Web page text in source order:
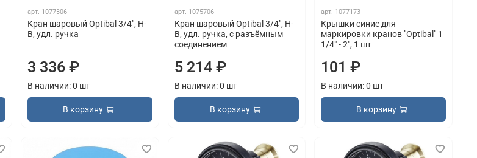
арт. 1077306
Кран шаровый Optibal 3/4", Н-
В, удл. ручка
3 336 ₽
В наличии: 0 шт
В корзину
арт. 1075706
Кран шаровый Optibal 3/4", Н-
В, удл. ручка, с разъёмным
соединением
5 214 ₽
В наличии: 0 шт
В корзину
арт. 1077173
Крышки синие для
маркировки кранов "Optibal" 1
1/4" - 2", 1 шт
101 ₽
В наличии: 0 шт
В корзину